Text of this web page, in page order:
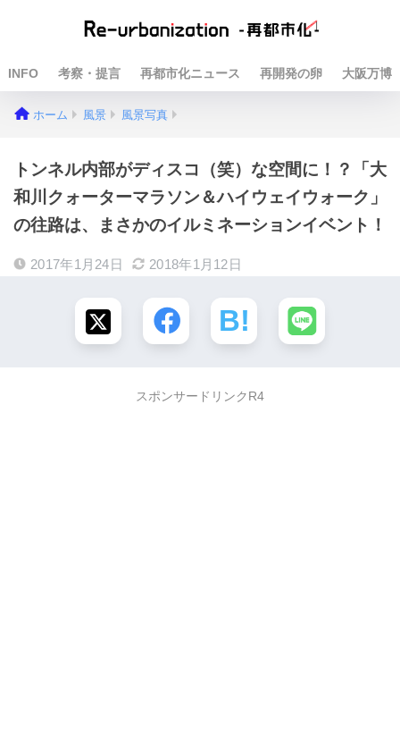
INFO 考察・提言 再都市化ニュース 再開発の卵 大阪万博
ホーム 風景 風景写真
トンネル内部がディスコ（笑）な空間に！？「大
和川クォーターマラソン＆ハイウェイウォーク」
の往路は、まさかのイルミネーションイベント！
2017年1月24日 2018年1月12日
スポンサードリンクR4